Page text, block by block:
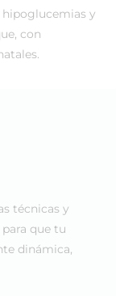
y
con
técnicas y
que tu
dinámica,